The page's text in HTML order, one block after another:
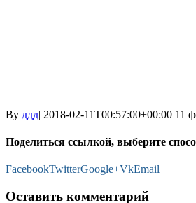
By ддд| 2018-02-11T00:57:00+00:00 11
Поделиться ссылкой, выберите
FacebookTwitterGoogle+VkEmail
Оставить комментарий